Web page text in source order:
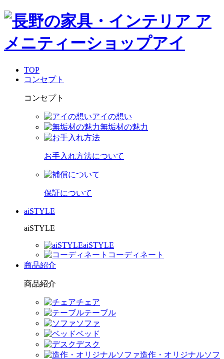
TOP
コンセプト
コンセプト
アイの想い
無垢材の魅力
お手入れ方法について
保証について
aiSTYLE
aiSTYLE
aiSTYLE
コーディネート
商品紹介
商品紹介
チェア
テーブル
ソファ
ベッド
デスク
造作・オリジナルソフ